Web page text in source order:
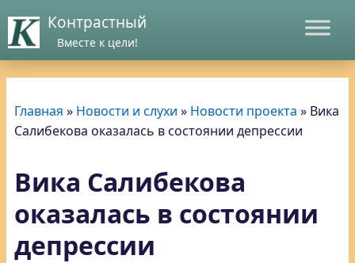
Контрастный
Вместе к цели!
Главная » Новости и слухи » Новости проекта » Вика
Салибекова оказалась в состоянии депрессии
Вика Салибекова
оказалась в состоянии
депрессии